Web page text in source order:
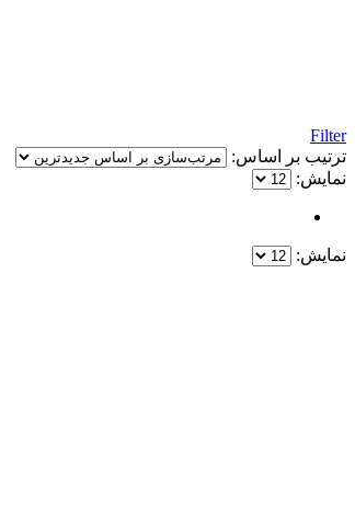
Filter
ترتیب بر اساس:
نمایش:
نمایش: